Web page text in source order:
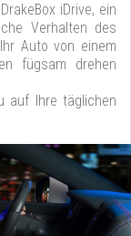
iDrive, ein
Verhalten des
Auto von einem
fügsam drehen
auf Ihre täglichen